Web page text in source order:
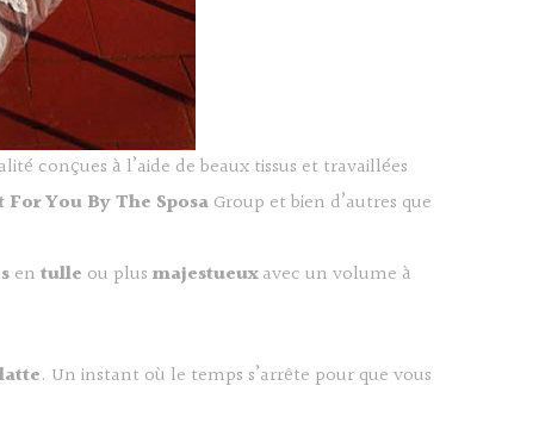
conçues à l’aide de beaux tissus et travaillées
For You By The Sposa Group et bien d’autres que
en tulle ou plus majestueuxavec un volume à
. Un instant où le temps s’arrête pour que vous